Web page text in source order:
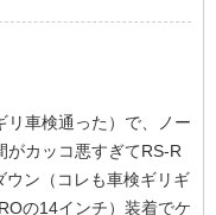
リ車検通った）で、ノー
がカッコ悪すぎてRS-R
ウン（コレも車検ギリギ
の14インチ）装着でケ